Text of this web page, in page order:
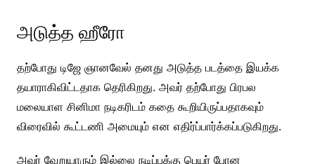
அடுத்த ஹீரோ
தற்போது டிஜே ஞானவேல் தனது அடுத்த படத்தை இயக்க
தயாராகிவிட்டதாக தெரிகிறது. அவர் தற்போது பிரபல
மலையாள சினிமா நடிகரிடம் கதை கூறியிருப்பதாகவும்
விரைவில் கூட்டணி அமையும் என எதிர்ப்பார்க்கப்படுகிறது.
அவர் வேறுயாரும் இல்லை நடிப்புக்கு பெயர் போன